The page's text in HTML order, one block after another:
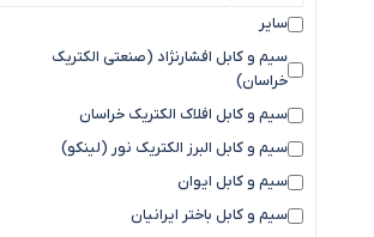
سایر
سیم و کابل افشارنژاد (صنعتی الکتریک
خراسان)
سیم و کابل افلاک الکتریک خراسان
سیم و کابل البرز الکتریک نور (لینکو)
سیم و کابل ایوان
سیم و کابل باختر ایرانیان